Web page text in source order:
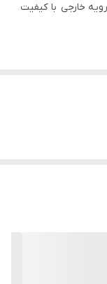
خارجی با کیفیت